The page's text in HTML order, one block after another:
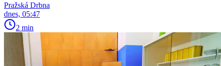
Pražská Drbna
dnes, 05:47
2 min